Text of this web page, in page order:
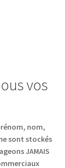
vos
nom,
sont stockés
JAMAIS